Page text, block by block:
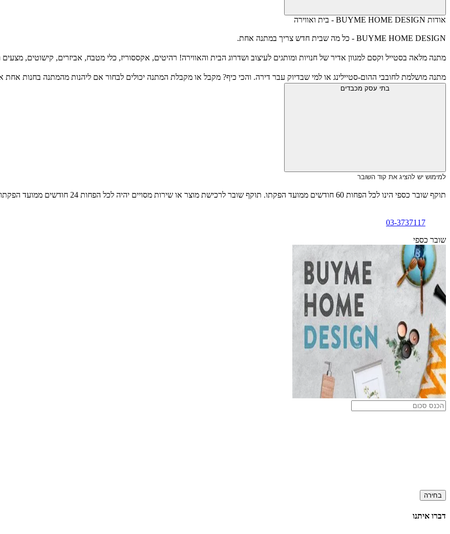
אודות BUYME HOME DESIGN - בית ואווירה
BUYME HOME DESIGN - כל מה שבית חדש צריך במתנה אחת.
מתנה מלאה בסטייל וקסם למגוון אדיר של חנויות ומותגים לעיצוב ושדרוג הבית והאווירה! רהיטים, אקססוריז, כלי מטבח, אביזרים, קישוטים, מצעים
מתנה מושלמת לחובבי ההום-סטיילינג או למי שבדיוק עבר דירה. והכי כיף? מקבל או מקבלת המתנה יכולים לבחור אם ליהנות מהמתנה בחנות אחת
בתי עסק מכבדים
למימוש יש להציג את קוד השובר
תוקף שובר כספי הינו לכל הפחות 60 חודשים ממועד הפקתו. תוקף שובר לרכישת מוצר או שירות מסויים יהיה לכל הפחות 24 חודשים ממועד הפקתו
03-3737117
שובר כספי
בחירה
דברו איתנו